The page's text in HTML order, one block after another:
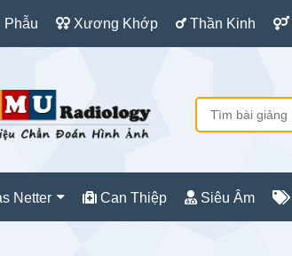
Phẫu Xương Khớp Thần Kinh
Netter Can Thiệp Siêu Âm